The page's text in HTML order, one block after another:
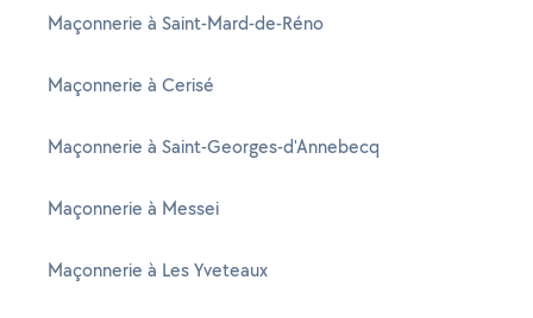
Maçonnerie à Saint-Mard-de-Réno
Maçonnerie à Cerisé
Maçonnerie à Saint-Georges-d'Annebecq
Maçonnerie à Messei
Maçonnerie à Les Yveteaux